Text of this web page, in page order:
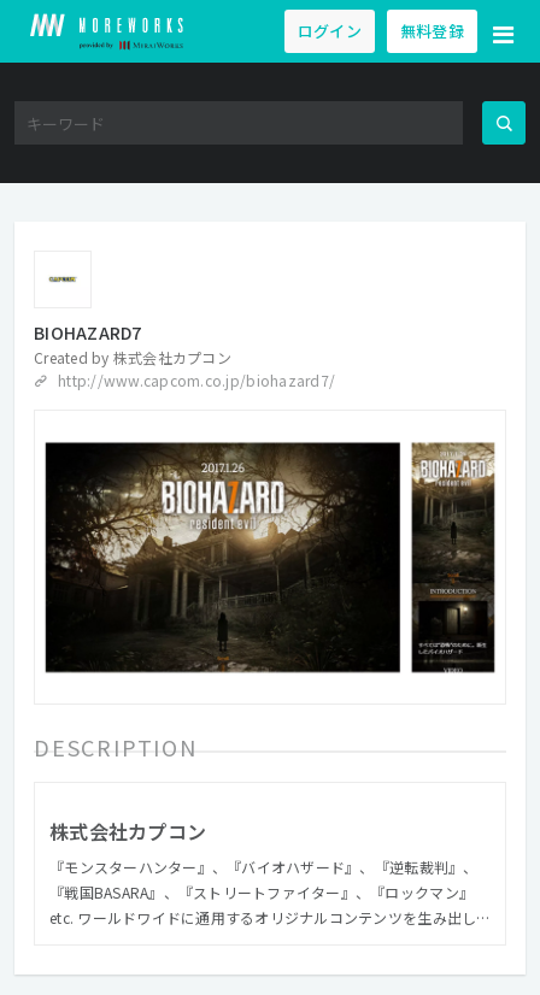
ログイン 無料登録
BIOHAZARD7
Created by 株式会社カプコン
http://www.capcom.co.jp/biohazard7/
DESCRIPTION
株式会社カプコン
『モンスターハンター』、『バイオハザード』、『逆転裁判』、
『戦国BASARA』、『ストリートファイター』、『ロックマン』
etc. ワールドワイドに通用するオリジナルコンテンツを生み出し